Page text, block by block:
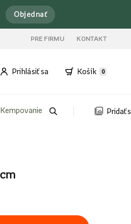
Objednať
PRE FIRMU KONTAKT
Prihlásiť sa Košík 0
Kempovanie Pridať